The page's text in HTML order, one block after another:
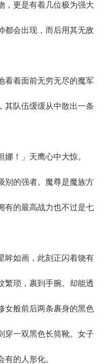
更是有着几位极为强大
都会出现，而后用其无敌
着面前无穷无尽的魔军
其队伍缓缓从中散出一条
」天鹰心中大惊。
的强者。魔尊是魔族方
有的最高战力也不过是七
如画，此刻正闪着饶有
繁琐，裹到手腕。却能透
女般前后两条裹身的黑色
穿一双黑色长筒靴。女子
有的人形化。